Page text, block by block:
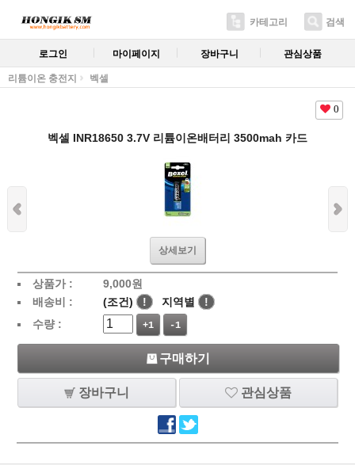
카테고리 검색
로그인 마이페이지 장바구니 관심상품
리튬이온 충전지 벡셀
0
벡셀 INR18650 3.7V 리튬이온배터리 3500mah 카드
상세보기
상품가 : 9,000원
배송비 :
(조건) ! 지역별
!
수량 :
+1 -1
구매하기
장바구니 관심상품